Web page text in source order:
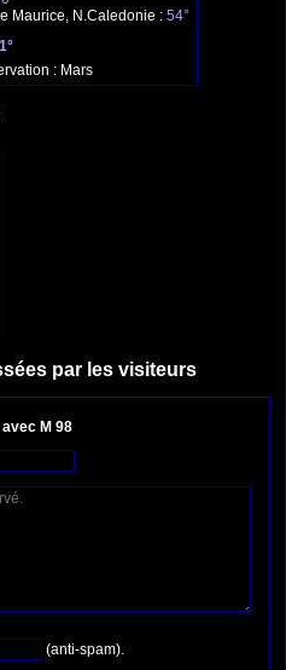
Maurice, N.Caledonie : 54°
: Mars
par les visiteurs
M 98
(anti-spam).